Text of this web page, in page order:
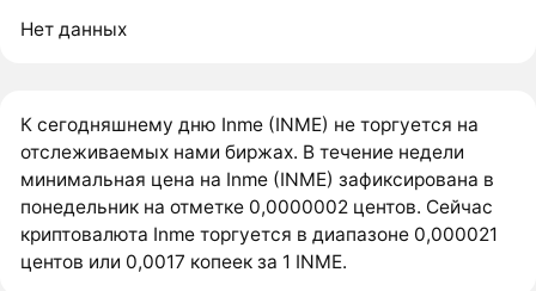
Нет данных
К сегодняшнему дню Inme (INME) не торгуется на
отслеживаемых нами биржах. В течение недели
минимальная цена на Inme (INME) зафиксирована в
понедельник на отметке 0,0000002 центов. Сейчас
криптовалюта Inme торгуется в диапазоне 0,000021
центов или 0,0017 копеек за 1 INME.